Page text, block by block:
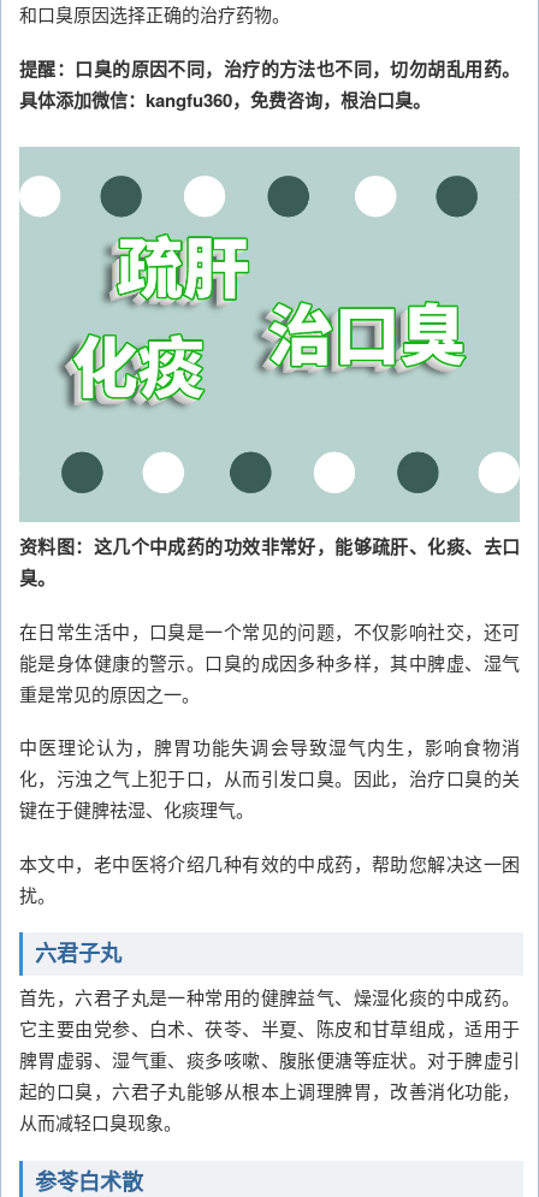
和口臭原因选择正确的治疗药物。
提醒：口臭的原因不同，治疗的方法也不同，切勿胡乱用药。
具体添加微信：kangfu360，免费咨询，根治口臭。
资料图：这几个中成药的功效非常好，能够疏肝、化痰、去口
臭。
在日常生活中，口臭是一个常见的问题，不仅影响社交，还可
能是身体健康的警示。口臭的成因多种多样，其中脾虚、湿气
重是常见的原因之一。
中医理论认为，脾胃功能失调会导致湿气内生，影响食物消
化，污浊之气上犯于口，从而引发口臭。因此，治疗口臭的关
键在于健脾祛湿、化痰理气。
本文中，老中医将介绍几种有效的中成药，帮助您解决这一困
扰。
六君子丸
首先，六君子丸是一种常用的健脾益气、燥湿化痰的中成药。
它主要由党参、白术、茯苓、半夏、陈皮和甘草组成，适用于
脾胃虚弱、湿气重、痰多咳嗽、腹胀便溏等症状。对于脾虚引
起的口臭，六君子丸能够从根本上调理脾胃，改善消化功能，
从而减轻口臭现象。
参苓白术散